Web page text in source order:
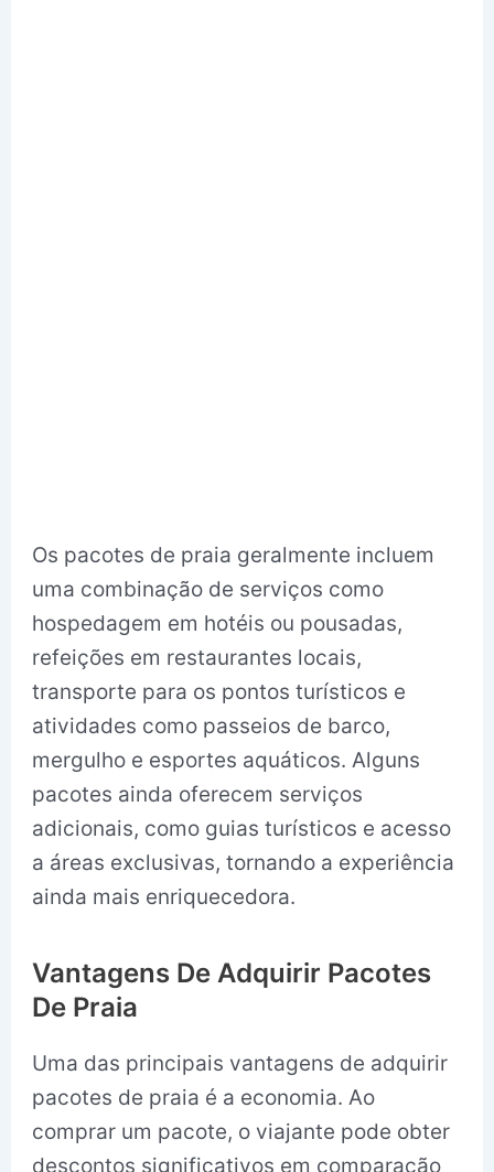
Os pacotes de praia geralmente incluem
uma combinação de serviços como
hospedagem em hotéis ou pousadas,
refeições em restaurantes locais,
transporte para os pontos turísticos e
atividades como passeios de barco,
mergulho e esportes aquáticos. Alguns
pacotes ainda oferecem serviços
adicionais, como guias turísticos e acesso
a áreas exclusivas, tornando a experiência
ainda mais enriquecedora.
Vantagens De Adquirir Pacotes
De Praia
Uma das principais vantagens de adquirir
pacotes de praia é a economia. Ao
comprar um pacote, o viajante pode obter
descontos significativos em comparação